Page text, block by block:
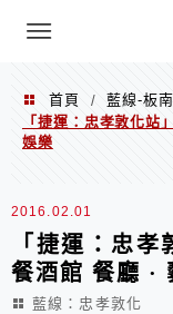
menu
首頁 / 藍線-板
「捷運：忠孝敦化
娛樂
2016.02.01
「捷運：忠
餐酒館 餐廳 ·
藍線：忠孝敦化